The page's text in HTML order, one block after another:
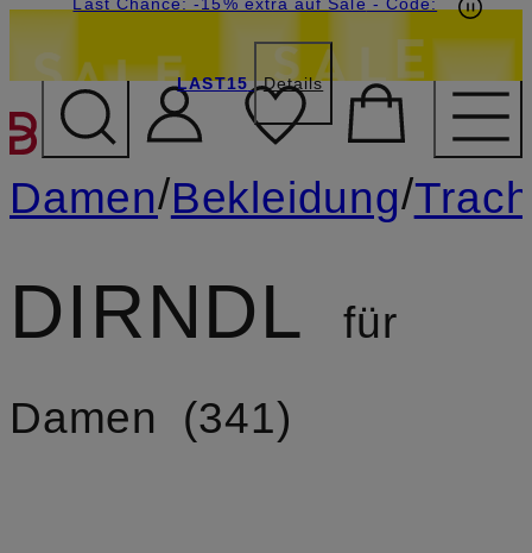
ZUM HAUPTINHALT
LAST15 Details
Damen/Bekleidung/
DIRNDL
für
Damen
341